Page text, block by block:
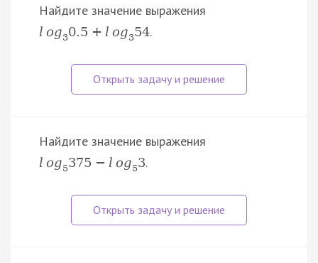
Найдите значение выражения
l og30.5 + l og354.
Найдите значение выражения
l og5375 − l og53.